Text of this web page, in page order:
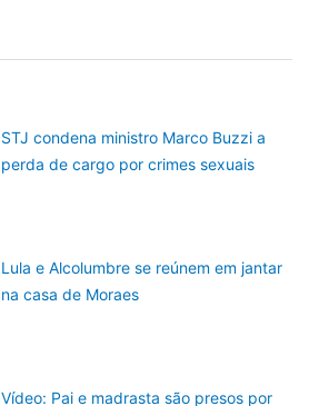
STJ condena ministro Marco Buzzi a
perda de cargo por crimes sexuais
Lula e Alcolumbre se reúnem em jantar
na casa de Moraes
Vídeo: Pai e madrasta são presos por